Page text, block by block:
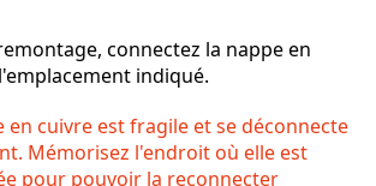
connectez la nappe en
indiqué.
en cuivre est fragile et se déconnecte
Mémorisez l'endroit où elle est
pour pouvoir la reconnecter